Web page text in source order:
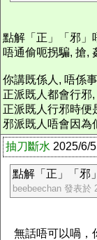
點解「正」「邪」
唔通偷呃拐騙, 搶,
你講既係人, 唔係事
正派既人都會行邪
正派既人行邪時便
邪派既人唔會因為
抽刀斷水 2025/6/
點解「正」「邪
beebeechan 發表於
無話唔可以喎，